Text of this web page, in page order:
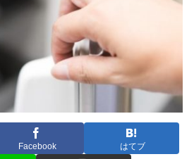
Facebook はてブ